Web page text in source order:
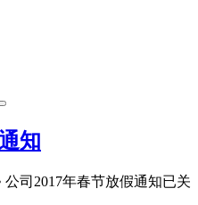
知
公司2017年春节放假通知已关